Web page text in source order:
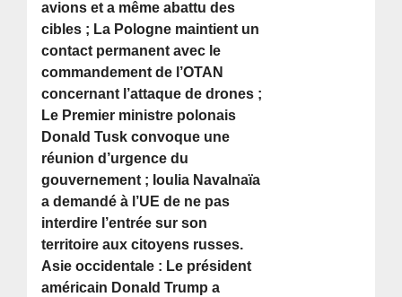
avions et a même abattu des
cibles ; La Pologne maintient un
contact permanent avec le
commandement de l’OTAN
concernant l’attaque de drones ;
Le Premier ministre polonais
Donald Tusk convoque une
réunion d’urgence du
gouvernement ; Ioulia Navalnaïa
a demandé à l’UE de ne pas
interdire l’entrée sur son
territoire aux citoyens russes.
Asie occidentale : Le président
américain Donald Trump a